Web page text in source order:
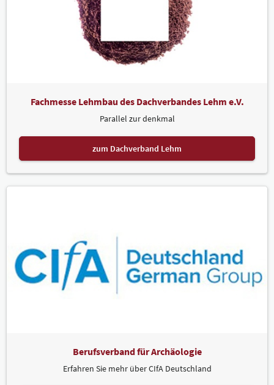
Fachmesse Lehmbau des Dachverbandes Lehm e.V.
Parallel zur denkmal
zum Dachverband Lehm
Berufsverband für Archäologie
Erfahren Sie mehr über CIfA Deutschland